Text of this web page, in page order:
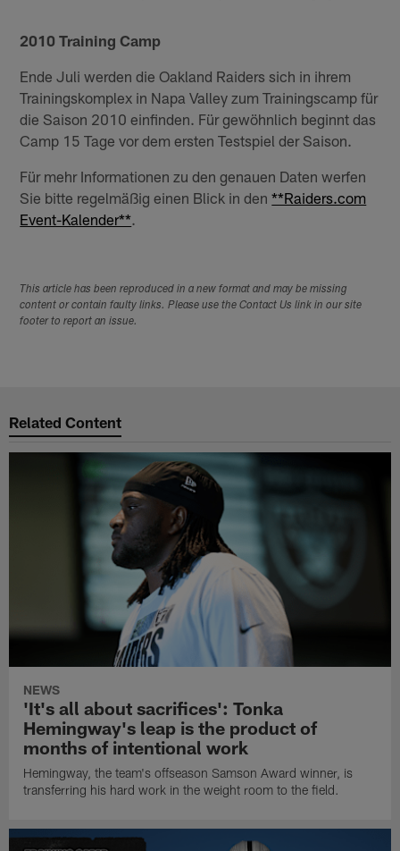
2010 Training Camp
Ende Juli werden die Oakland Raiders sich in ihrem
Trainingskomplex in Napa Valley zum Trainingscamp für
die Saison 2010 einfinden. Für gewöhnlich beginnt das
Camp 15 Tage vor dem ersten Testspiel der Saison.
Für mehr Informationen zu den genauen Daten werfen
Sie bitte regelmäßig einen Blick in den**Raiders.com
Event-Kalender**
This article has been reproduced in a new format and may be missing
content or contain faulty links. Please use the Contact Us link in our site
footer to report an issue.
Related Content
NEWS
'It's all about sacrifices': Tonka
Hemingway's leap is the product of
months of intentional work
Hemingway, the team's offseason Samson Award winner, is
transferring his hard work in the weight room to the field.